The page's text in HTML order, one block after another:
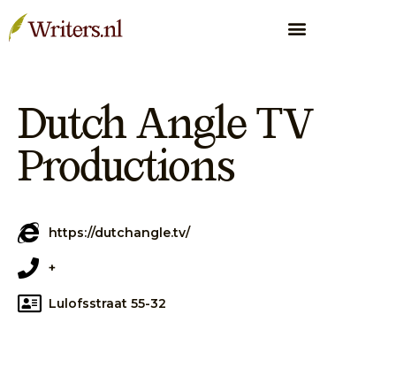
Dutch Angle TV
Productions
https://dutchangle.tv/
+
Lulofsstraat 55-32